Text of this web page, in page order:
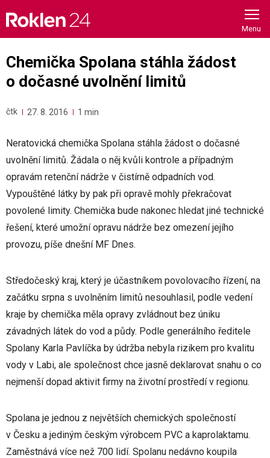
content
Chemička Spolana stáhla žádost
o dočasné uvolnění limitů
čtk 27. 8. 2016 1 min
Neratovická chemička Spolana stáhla žádost o dočasné
uvolnění limitů. Žádala o něj kvůli kontrole a případným
opravám retenční nádrže v čistírně odpadních vod.
Vypouštěné látky by pak při opravě mohly překračovat
povolené limity. Chemička bude nakonec hledat jiné technické
řešení, které umožní opravu nádrže bez omezení jejího
provozu, píše dnešní MF Dnes.
Středočeský kraj, který je účastníkem povolovacího řízení, na
začátku srpna s uvolněním limitů nesouhlasil, podle vedení
kraje by chemička měla opravy zvládnout bez úniku
závadných látek do vod a půdy. Podle generálního ředitele
Spolany Karla Pavlíčka by údržba nebyla rizikem pro kvalitu
vody v Labi, ale společnost chce jasně deklarovat snahu o co
nejmenší dopad aktivit firmy na životní prostředí v regionu.
Spolana je jednou z největších chemických společností
v Česku a jediným českým výrobcem PVC a kaprolaktamu.
Zaměstnává více než 700 lidí. Spolanu nedávno koupila